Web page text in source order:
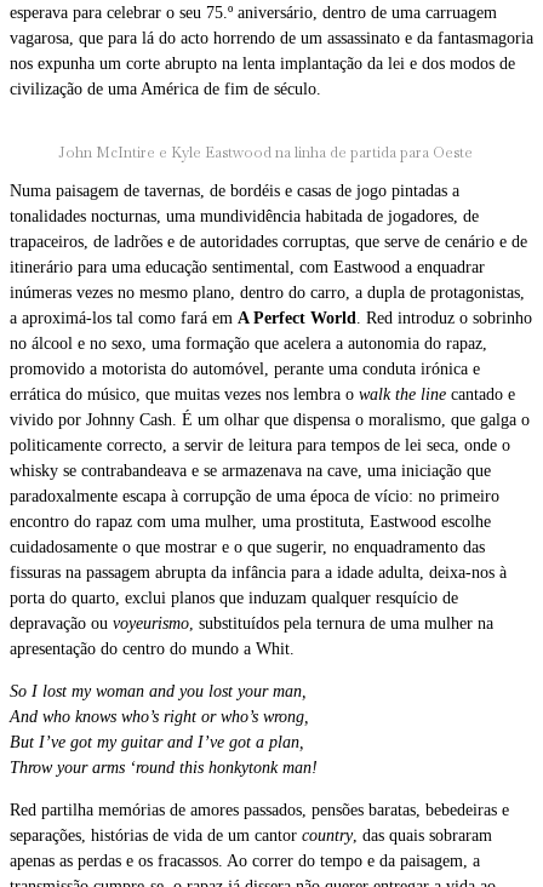
esperava para celebrar o seu 75.º aniversário, dentro de uma carruagem
vagarosa, que para lá do acto horrendo de um assassinato e da fantasmagoria
nos expunha um corte abrupto na lenta implantação da lei e dos modos de
civilização de uma América de fim de século.
John McIntire e Kyle Eastwood na linha de partida para Oeste
Numa paisagem de tavernas, de bordéis e casas de jogo pintadas a
tonalidades nocturnas, uma mundividência habitada de jogadores, de
trapaceiros, de ladrões e de autoridades corruptas, que serve de cenário e de
itinerário para uma educação sentimental, com Eastwood a enquadrar
inúmeras vezes no mesmo plano, dentro do carro, a dupla de protagonistas,
a aproximá-los tal como fará em A Perfect World
. Red introduz o sobrinho
no álcool e no sexo, uma formação que acelera a autonomia do rapaz,
promovido a motorista do automóvel, perante uma conduta irónica e
errática do músico, que muitas vezes nos lembra o walk the line cantado e
vivido por Johnny Cash. É um olhar que dispensa o moralismo, que galga o
politicamente correcto, a servir de leitura para tempos de lei seca, onde o
whisky se contrabandeava e se armazenava na cave, uma iniciação que
paradoxalmente escapa à corrupção de uma época de vício: no primeiro
encontro do rapaz com uma mulher, uma prostituta, Eastwood escolhe
cuidadosamente o que mostrar e o que sugerir, no enquadramento das
fissuras na passagem abrupta da infância para a idade adulta, deixa-nos à
porta do quarto, exclui planos que induzam qualquer resquício de
depravação ou voyeurismo , substituídos pela ternura de uma mulher na
apresentação do centro do mundo a Whit.
So I lost my woman and you lost your man,
And who knows who’s right or who’s wrong,
But I’ve got my guitar and I’ve got a plan,
Throw your arms ‘round this honkytonk man!
Red partilha memórias de amores passados, pensões baratas, bebedeiras e
separações, histórias de vida de um cantor country, das quais sobraram
apenas as perdas e os fracassos. Ao correr do tempo e da paisagem, a